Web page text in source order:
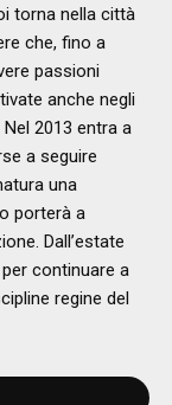
torna nella città
che, fino a
passioni
anche negli
2013 entra a
a seguire
una
porterà a
Dall’estate
continuare a
regine del